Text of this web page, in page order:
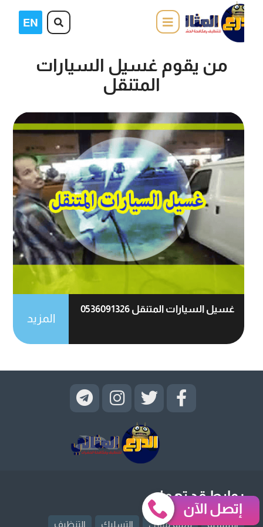
من يقوم غسيل السيارات
المتنقل
غسيل السيارات المتنقل 0536091326
المزيد
روابط قد تهمك
الرئيسية ترميم منازل التسليك التنظيف
إتصل الآن